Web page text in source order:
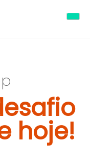
Porto e tem
hoje!